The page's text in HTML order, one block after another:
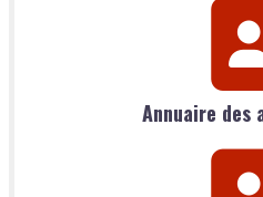
Annuaire des